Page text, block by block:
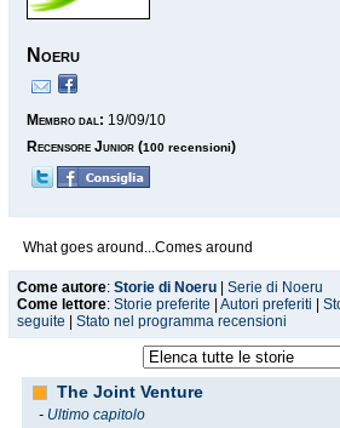
Noeru
Membro dal: 19/09/10
Recensore Junior (100 recensioni)
What goes around...Comes around
Come autore: Storie di Noeru
Serie di Noeru
Come lettore: Storie preferite Autori preferiti
seguite
Stato nel programma recensioni
The Joint Venture
- Ultimo capitolo